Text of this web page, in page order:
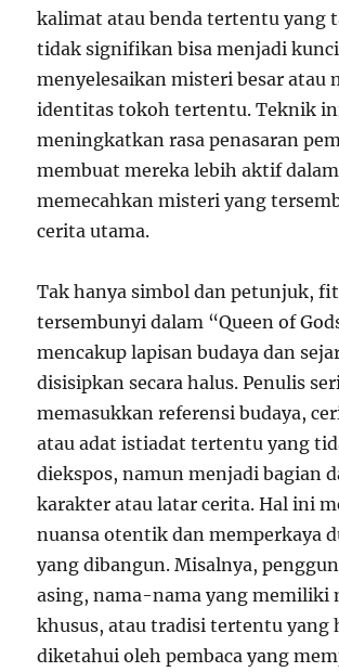
kalimat atau benda tertentu yang
tidak signifikan bisa menjadi
menyelesaikan misteri besar atau
identitas tokoh tertentu. Teknik
meningkatkan rasa penasaran
membuat mereka lebih aktif dalam
memecahkan misteri yang
cerita utama.
Tak hanya simbol dan petunjuk,
tersembunyi dalam “Queen of
mencakup lapisan budaya dan
disisipkan secara halus. Penulis
memasukkan referensi budaya,
atau adat istiadat tertentu yang
diekspos, namun menjadi bagian
karakter atau latar cerita. Hal ini
nuansa otentik dan memperkaya
yang dibangun. Misalnya,
asing, nama-nama yang memiliki
khusus, atau tradisi tertentu yang
diketahui oleh pembaca yang